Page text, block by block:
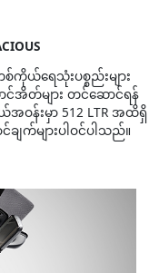
ယ်ရေသုံးပစ္စည်းများ
င်အိတ်များ တင်ဆောင်ရန်
အဝန်းမှာ 512 LTR အထိရှိ
ျက်များပါဝင်ပါသည်။